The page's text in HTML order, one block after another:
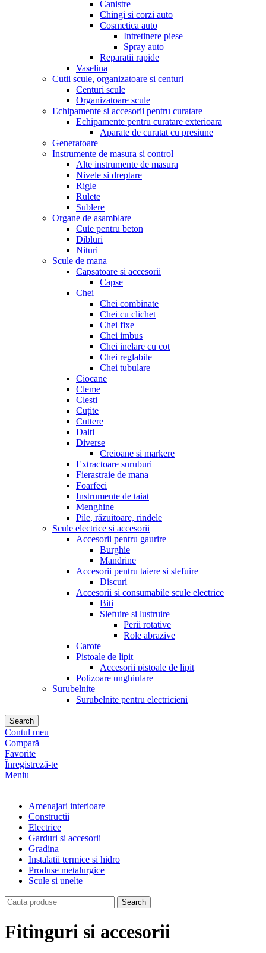
Canistre
Chingi si corzi auto
Cosmetica auto
Intretinere piese
Spray auto
Reparatii rapide
Vaselina
Cutii scule, organizatoare si centuri
Centuri scule
Organizatoare scule
Echipamente si accesorii pentru curatare
Echipamente pentru curatare exterioara
Aparate de curatat cu presiune
Generatoare
Instrumente de masura si control
Alte instrumente de masura
Nivele si dreptare
Rigle
Rulete
Sublere
Organe de asamblare
Cuie pentru beton
Dibluri
Nituri
Scule de mana
Capsatoare si accesorii
Capse
Chei
Chei combinate
Chei cu clichet
Chei fixe
Chei imbus
Chei inelare cu cot
Chei reglabile
Chei tubulare
Ciocane
Cleme
Clesti
Cuțite
Cuttere
Dalti
Diverse
Creioane si markere
Extractoare suruburi
Fierastraie de mana
Foarfeci
Instrumente de taiat
Menghine
Pile, răzuitoare, rindele
Scule electrice si accesorii
Accesorii pentru gaurire
Burghie
Mandrine
Accesorii pentru taiere si slefuire
Discuri
Accesorii si consumabile scule electrice
Biti
Slefuire si lustruire
Perii rotative
Role abrazive
Carote
Pistoale de lipit
Accesorii pistoale de lipit
Polizoare unghiulare
Surubelnite
Surubelnite pentru electricieni
Search
Contul meu
Compară
Favorite
Înregistreză-te
Meniu
Amenajari interioare
Constructii
Electrice
Garduri si accesorii
Gradina
Instalatii termice si hidro
Produse metalurgice
Scule si unelte
Search
Fitinguri si accesorii